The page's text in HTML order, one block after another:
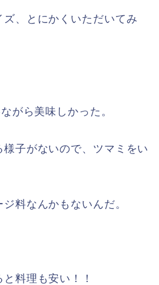
ズ、とにかくいただいてみ
がら美味しかった。
子がないので、ツマミをい
料なんかもないんだ。
料理も安い！！